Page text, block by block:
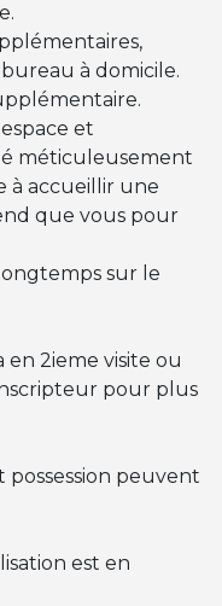
à domicile.
et
méticuleusement
à accueillir une
que vous pour
sur le
en 2ieme visite ou
pour plus
possession peuvent
est en